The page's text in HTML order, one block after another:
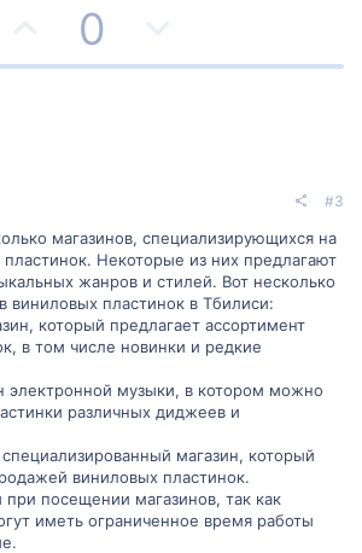
о
и
в
н
ы
й
г
о
0
е
и
в
н
ы
й
г
о
#3
магазинов, специализирующихся на
Некоторые из них предлагают
жанров и стилей. Вот несколько
виниловых пластинок в Тбилиси:
который предлагает ассортимент
в том числе новинки и редкие
электронной музыки, в котором можно
различных диджеев и
магазин, который
виниловых пластинок.
при посещении магазинов, так как
иметь ограниченное время работы